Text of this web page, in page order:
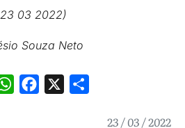
03 2022)
Souza Neto
WhatsAppFacebook
23 / 03 / 2022